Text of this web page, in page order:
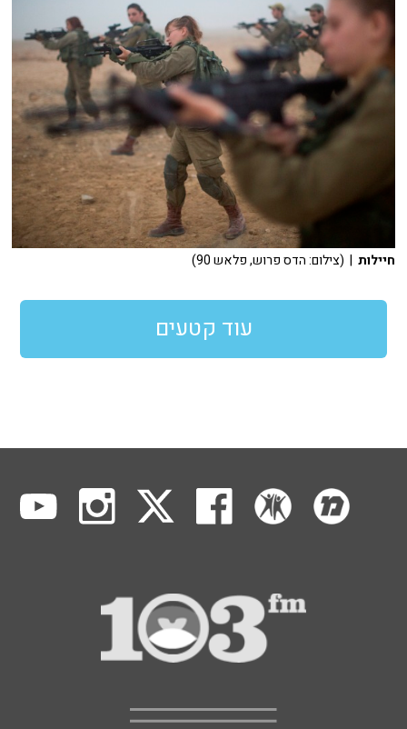
חיילות | (צילום: הדס פרוש, פלאש 90)
עוד קטעים